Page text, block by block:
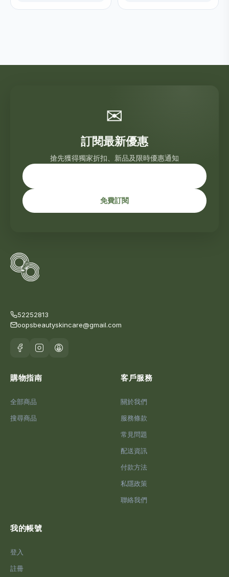
✉
訂閱最新優惠
搶先獲得獨家折扣、新品及限時優惠通知
免費訂閱
52252813
oopsbeautyskincare@gmail.com
購物指南
全部商品
搜尋商品
客戶服務
關於我們
服務條款
常見問題
配送資訊
付款方法
私隱政策
聯絡我們
我的帳號
登入
註冊